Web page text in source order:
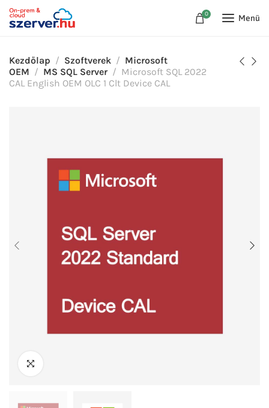
0 Menü
Kezdőlap Szoftverek
Microsoft
OEM
MS SQL Server
Microsoft SQL 2022
CAL English OEM OLC 1 Clt Device CAL